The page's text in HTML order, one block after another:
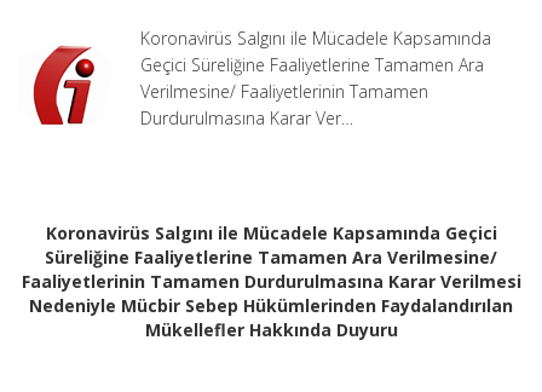
Faaliyetlerinin
Tamamen
Durdurulmasına
Karar
Verilmesi
Faydalandırılan
Mükellefler
Hakkında
Duyuru
için
Koronavirüs Salgını ile Mücadele Kapsamında
Geçici Süreliğine Faaliyetlerine Tamamen Ara
Verilmesine/ Faaliyetlerinin Tamamen
Durdurulmasına Karar Ver…
Koronavirüs Salgını ile Mücadele Kapsamında Geçici
Süreliğine Faaliyetlerine Tamamen Ara Verilmesine/
Faaliyetlerinin Tamamen Durdurulmasına Karar Verilmesi
Nedeniyle Mücbir Sebep Hükümlerinden Faydalandırılan
Mükellefler Hakkında Duyuru